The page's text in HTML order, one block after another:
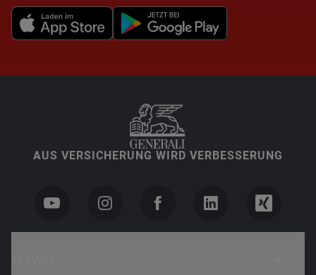
AUS VERSICHERUNG WIRD VERBESSERUNG